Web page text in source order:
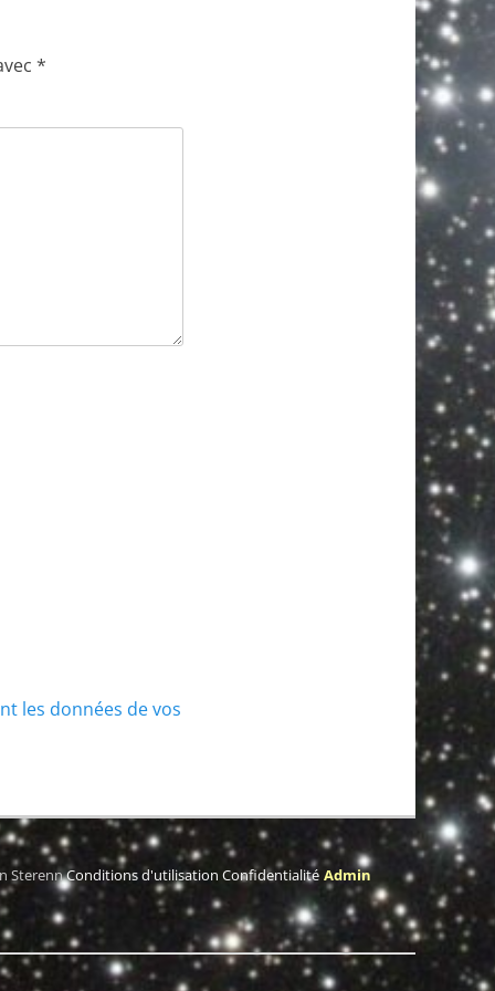
*
les données de vos
SterennConditions d'utilisation Confidentialité Admin